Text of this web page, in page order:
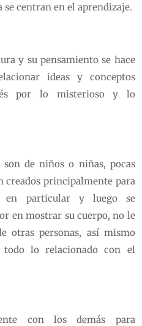
se centran en el aprendizaje.
y su pensamiento se hace
ideas y conceptos
por lo misterioso y lo
de niños o niñas, pocas
creados principalmente para
en particular y luego se
en mostrar su cuerpo, no le
otras personas, así mismo
lo relacionado con el
con los demás para